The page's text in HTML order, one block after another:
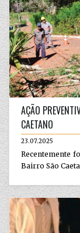
AÇÃO
CAETANO
23.07.2025
Recentemente
Bairro São